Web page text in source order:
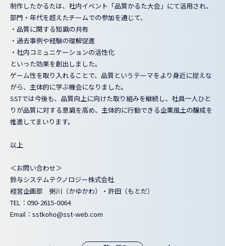
制作したかるたは、社内イベント「品質かるた大会」にて活用され、
部門・年代を超えたチームでの参加を通じて、
・品質に関する知識の共有
・過去事例や経験の理解促進
・社内コミュニケーションの活性化
といった効果を創出しました。
ゲーム性を取り入れることで、品質というテーマをより身近に捉えな
がら、主体的に学ぶ機会になりました。
SSTでは今後も、品質向上に向けた取り組みを継続し、社員一人ひと
りが品質に対する意識を高め、主体的に行動できる企業風土の醸成を
推進してまいります。
以上
＜お問い合わせ＞
鈴与システムテクノロジー株式会社
経営企画部 粥川（かゆかわ）・許田（もとだ）
TEL：090-2615-0064
Email：sstkoho@sst-web.com